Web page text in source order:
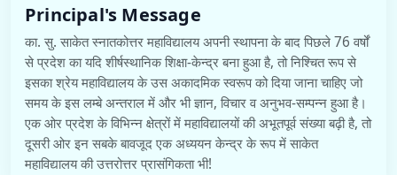
Principal's Message
का. सु. साकेत स्नातकोत्तर महाविद्यालय अपनी स्थापना के बाद पिछले 76 वर्षों
से प्रदेश का यदि शीर्षस्थानिक शिक्षा-केन्द्र बना हुआ है, तो निश्चित रूप से
इसका श्रेय महाविद्यालय के उस अकादमिक स्वरूप को दिया जाना चाहिए जो
समय के इस लम्बे अन्तराल में और भी ज्ञान, विचार व अनुभव-सम्पन्न हुआ है।
एक ओर प्रदेश के विभिन्न क्षेत्रों में महाविद्यालयों की अभूतपूर्व संख्या बढ़ी है, तो
दूसरी ओर इन सबके बावजूद एक अध्ययन केन्द्र के रूप में साकेत
महाविद्यालय की उत्तरोत्तर प्रासंगिकता भी!